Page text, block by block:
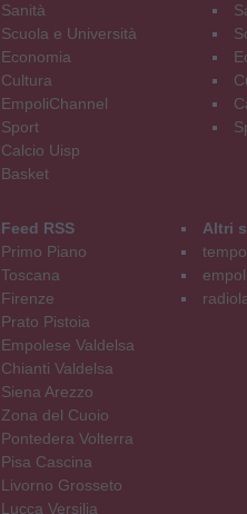
Sanità
Scuola e Università
Economia
Cultura
EmpoliChannel
Sport
Calcio Uisp
Basket
Feed RSS
Primo Piano
Toscana
Firenze
Prato Pistoia
Empolese Valdelsa
Chianti Valdelsa
Siena Arezzo
Zona del Cuoio
Pontedera Volterra
Pisa Cascina
Livorno Grosseto
Lucca Versilia
Altri